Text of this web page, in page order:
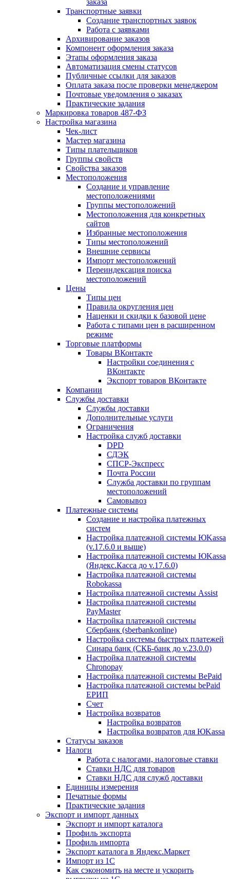
заказа
Транспортные заявки
Создание транспортных заявок
Работа с заявками
Архивирование заказов
Компонент оформления заказа
Этапы оформления заказа
Автоматизация смены статусов
Публичные ссылки для заказов
Оплата заказа после проверки менеджером
Почтовые уведомления о заказах
Практические задания
Маркировка товаров 487-ФЗ
Настройка магазина
Чек-лист
Мастер магазина
Типы плательщиков
Группы свойств
Свойства заказов
Местоположения
Создание и управление
местоположениями
Группы местоположений
Местоположения для конкретных
сайтов
Избранные местоположения
Типы местоположений
Внешние сервисы
Импорт местоположений
Переиндексация поиска
местоположений
Цены
Типы цен
Правила округления цен
Наценки и скидки к базовой цене
Работа с типами цен в расширенном
режиме
Торговые платформы
Товары ВКонтакте
Настройки соединения с
ВКонтакте
Экспорт товаров ВКонтакте
Компании
Службы доставки
Службы доставки
Дополнительные услуги
Ограничения
Настройка служб доставки
DPD
СДЭК
СПСР-Экспресс
Почта России
Служба доставки по группам
местоположений
Самовывоз
Платежные системы
Создание и настройка платежных
систем
Настройка платежной системы ЮKassa
(v.17.6.0 и выше)
Настройка платежной системы ЮKassa
(Яндекс.Касса до v.17.6.0)
Настройка платежной системы
Robokassa
Настройка платежной системы Assist
Настройка платежной системы
PayMaster
Настройка платежной системы
Сбербанк (sberbankonline)
Настройка системы быстрых платежей
Синара банк (СКБ-банк до v.23.0.0)
Настройка платежной системы
Chronopay
Настройка платежной системы BePaid
Настройка платежной системы bePaid
ЕРИП
Счет
Настройка возвратов
Настройка возвратов
Настройка возвратов для ЮKassa
Статусы заказов
Налоги
Работа с налогами, налоговые ставки
Ставки НДС для товаров
Ставки НДС для служб доставки
Единицы измерения
Печатные формы
Практические задания
Экспорт и импорт данных
Экспорт и импорт каталога
Профиль экспорта
Профиль импорта
Экспорт каталога в Яндекс.Маркет
Импорт из 1С
Как сэкономить на месте и ускорить